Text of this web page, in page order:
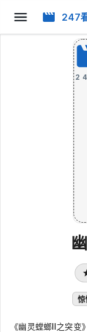
247
惊
《幽灵螳螂II之突